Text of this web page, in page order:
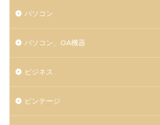
パソコン
パソコン、OA機器
ビジネス
ビンテージ